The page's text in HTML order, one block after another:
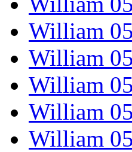
William
William
William
William
William